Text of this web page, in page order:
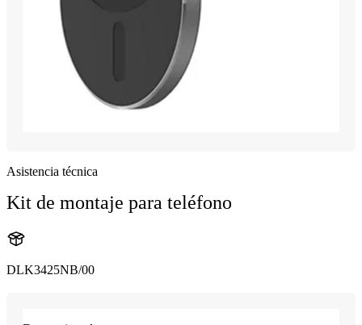
Asistencia técnica
Kit de montaje para teléfono
DLK3425NB/00